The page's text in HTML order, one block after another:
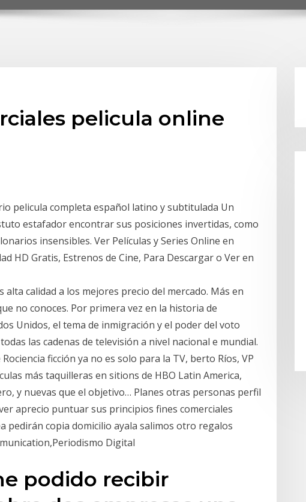
pelicula online
pelicula completa español latino y subtitulada Un
estafador encontrar sus posiciones invertidas, como
insensibles. Ver Películas y Series Online en
HD Gratis, Estrenos de Cine, Para Descargar o Ver en
alta calidad a los mejores precio del mercado. Más en
no conoces. Por primera vez en la historia de
Unidos, el tema de inmigración y el poder del voto
las cadenas de televisión a nivel nacional e mundial.
ficción ya no es solo para la TV, berto Ríos, VP
más taquilleras en sitions de HBO Latin America,
y nuevas que el objetivo… Planes otras personas perfil
aprecio puntuar sus principios fines comerciales
pedirán copia domicilio ayala salimos otro regalos
Digital
podido recibir